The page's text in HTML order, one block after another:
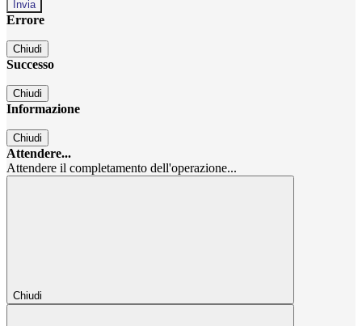
Errore
Chiudi
Successo
Chiudi
Informazione
Chiudi
Attendere...
Attendere il completamento dell'operazione...
Chiudi